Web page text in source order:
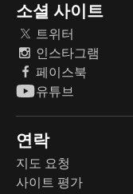
소셜 사이트
트위터
인스타그램
페이스북
유튜브
연락
지도 요청
사이트 평가